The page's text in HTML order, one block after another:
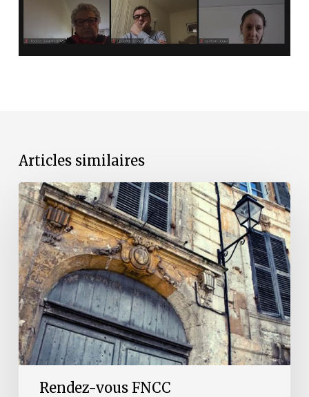
Articles similaires
Rendez-vous FNCC
La
FNCC
auditionnée
par
le
Sénat
sur
la
gestion
des
monuments
historiques,
1er
avril
2026